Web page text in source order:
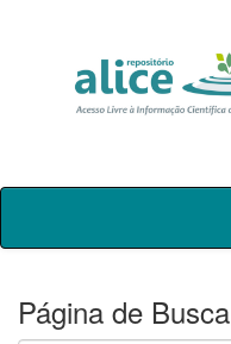
Skip
Página de Busca